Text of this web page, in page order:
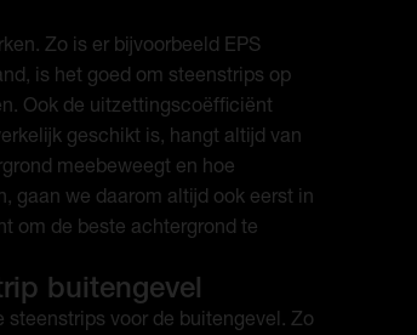
Zo is er bijvoorbeeld EPS
is het goed om steenstrips op
Ook de uitzettingscoëfficiënt
geschikt is, hangt altijd van
meebeweegt en hoe
gaan we daarom altijd ook eerst in
om de beste achtergrond te
buitengevel
voor de buitengevel. Zo